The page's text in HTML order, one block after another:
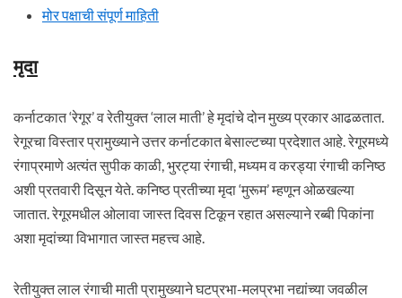
मोर पक्षाची संपूर्ण माहिती
मृदा
कर्नाटकात ‘रेगूर’ व रेतीयुक्त ‘लाल माती’ हे मृदांचे दोन मुख्य प्रकार आढळतात.
रेगूरचा विस्तार प्रामुख्याने उत्तर कर्नाटकात बेसाल्टच्या प्रदेशात आहे. रेगूरमध्ये
रंगाप्रमाणे अत्यंत सुपीक काळी, भुरट्या रंगाची, मध्यम व करड्या रंगाची कनिष्ठ
अशी प्रतवारी दिसून येते. कनिष्ठ प्रतीच्या मृदा ‘मुरूम’ म्हणून ओळखल्या
जातात. रेगूरमधील ओलावा जास्त दिवस टिकून रहात असल्याने रब्बी पिकांना
अशा मृदांच्या विभागात जास्त महत्त्व आहे.
रेतीयुक्त लाल रंगाची माती प्रामुख्याने घटप्रभा-मलप्रभा नद्यांच्या जवळील